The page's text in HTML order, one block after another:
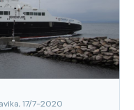
17/7-2020